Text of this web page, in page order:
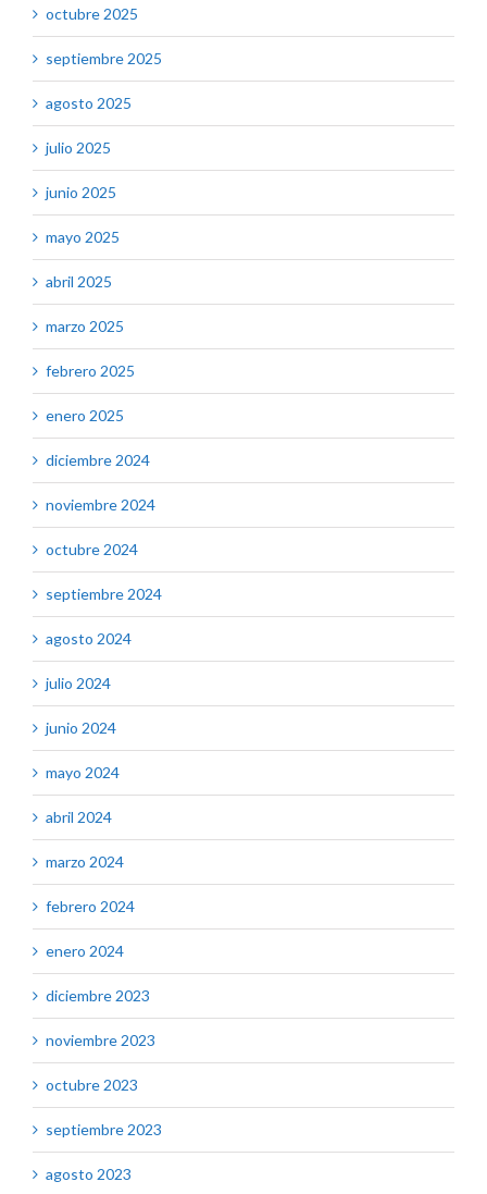
octubre 2025
septiembre 2025
agosto 2025
julio 2025
junio 2025
mayo 2025
abril 2025
marzo 2025
febrero 2025
enero 2025
diciembre 2024
noviembre 2024
octubre 2024
septiembre 2024
agosto 2024
julio 2024
junio 2024
mayo 2024
abril 2024
marzo 2024
febrero 2024
enero 2024
diciembre 2023
noviembre 2023
octubre 2023
septiembre 2023
agosto 2023